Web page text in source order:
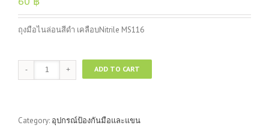
ถุงมือไนล่อนสีดำ เคลือบNitrile MS116
ถุงมือ
ไน
MS116
ADD TO CART
Category: อุปกรณ์ป้องกันมือและแขน